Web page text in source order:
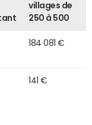
villages de
250 à 500
184 081 €
141 €